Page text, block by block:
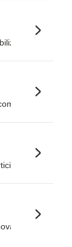
uma
impacto
na
e